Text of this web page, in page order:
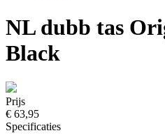
NL dubb tas
Black
Prijs
€ 63,95
Specificaties